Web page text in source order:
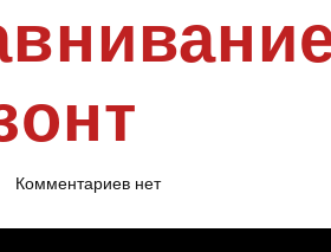
Комментариев нет